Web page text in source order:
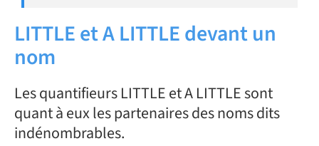
LITTLE et A LITTLE devant un
nom
Les quantifieurs LITTLE et A LITTLE sont
quant à eux les partenaires des noms dits
indénombrables.